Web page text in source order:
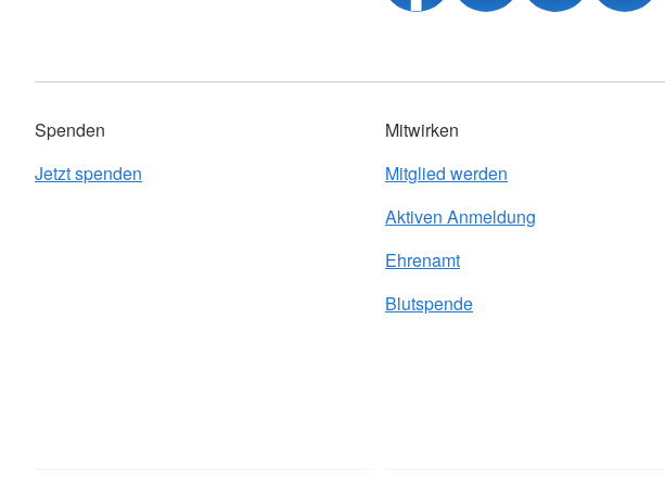
Spenden
Jetzt spenden
Mitwirken
Mitglied werden
Aktiven Anmeldung
Ehrenamt
Blutspende